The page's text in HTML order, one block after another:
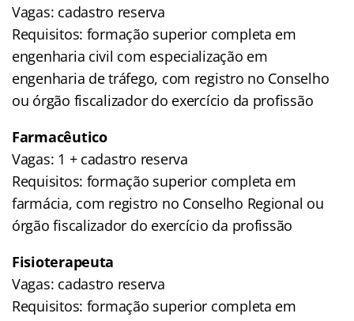
Vagas: cadastro reserva
Requisitos: formação superior completa em
engenharia civil com especialização em
engenharia de tráfego, com registro no Conselho
ou órgão fiscalizador do exercício da profissão
Farmacêutico
Vagas: 1 + cadastro reserva
Requisitos: formação superior completa em
farmácia, com registro no Conselho Regional ou
órgão fiscalizador do exercício da profissão
Fisioterapeuta
Vagas: cadastro reserva
Requisitos: formação superior completa em